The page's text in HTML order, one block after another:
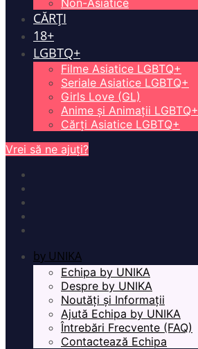
Non-Asiatice
CĂRȚI
18+
LGBTQ+
Filme Asiatice LGBTQ+
Seriale Asiatice LGBTQ+
Girls Love (GL)
Anime și Animații LGBTQ+
Cărți Asiatice LGBTQ+
Vrei să ne ajuți?
by UNIKA
Echipa by UNIKA
Despre by UNIKA
Noutăți și Informații
Ajută Echipa by UNIKA
Întrebări Frecvente (FAQ)
Contactează Echipa